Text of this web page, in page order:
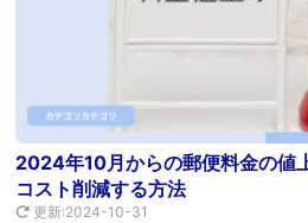
2024年10月からの郵便料金の値
コスト削減する方法
更新:2024-10-31